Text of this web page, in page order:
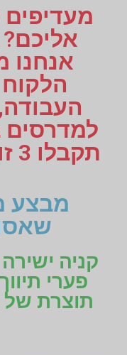
מעדיפים
אנחנו
תקבלו 3 זוגות במחיר אחד!
מבצע
קניה
פערי
תוצרת של